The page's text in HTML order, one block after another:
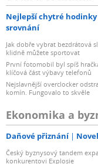
Nejlepší chytré hodinky
srovnání
Jak dobře vybrat bezdrátová
klidně můžete sportovat
První fotomobil byl spíš
klíčová část výbavy telefonů
Nejslavnější overclocker
komín. Fungovalo to skvěle
Ekonomika a
Daňové přiznání
Český byznysový tandem
konkurentovi Explosie